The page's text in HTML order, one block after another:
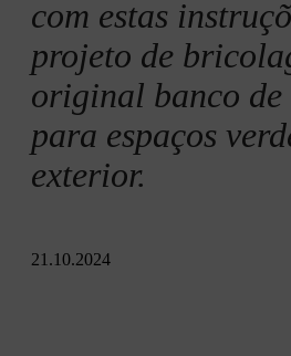
com estas
projeto de
original banco
para espaços
exterior.
21.10.2024
4.º passo: fixar os suportes
5.º passo: instalar as costas
Resumo